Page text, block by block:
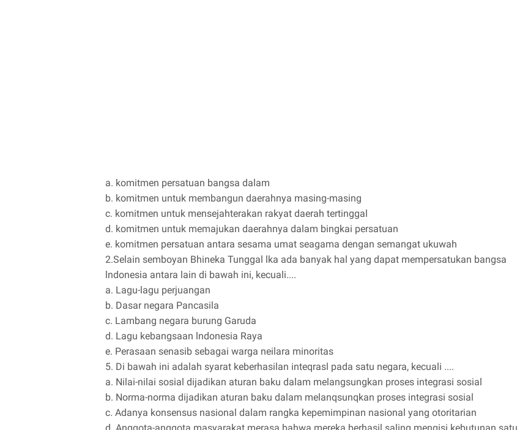
a. komitmen persatuan bangsa dalam
b. komitmen untuk membangun daerahnya masing-masing
c. komitmen untuk mensejahterakan rakyat daerah tertinggal
d. komitmen untuk memajukan daerahnya dalam bingkai persatuan
e. komitmen persatuan antara sesama umat seagama dengan semangat ukuwah
2.Selain semboyan Bhineka Tunggal lka ada banyak hal yang dapat mempersatukan bangsa
lndonesia antara lain di bawah ini, kecuali....
a. Lagu-lagu perjuangan
b. Dasar negara Pancasila
c. Lambang negara burung Garuda
d. Lagu kebangsaan lndonesia Raya
e. Perasaan senasib sebagai warga neilara minoritas
5. Di bawah ini adalah syarat keberhasilan inteqrasl pada satu negara, kecuali ....
a. Nilai-nilai sosial dijadikan aturan baku dalam melangsungkan proses integrasi sosial
b. Norma-norma dijadikan aturan baku dalam melanqsunqkan proses integrasi sosial
c. Adanya konsensus nasional dalam rangka kepemimpinan nasional yang otoritarian